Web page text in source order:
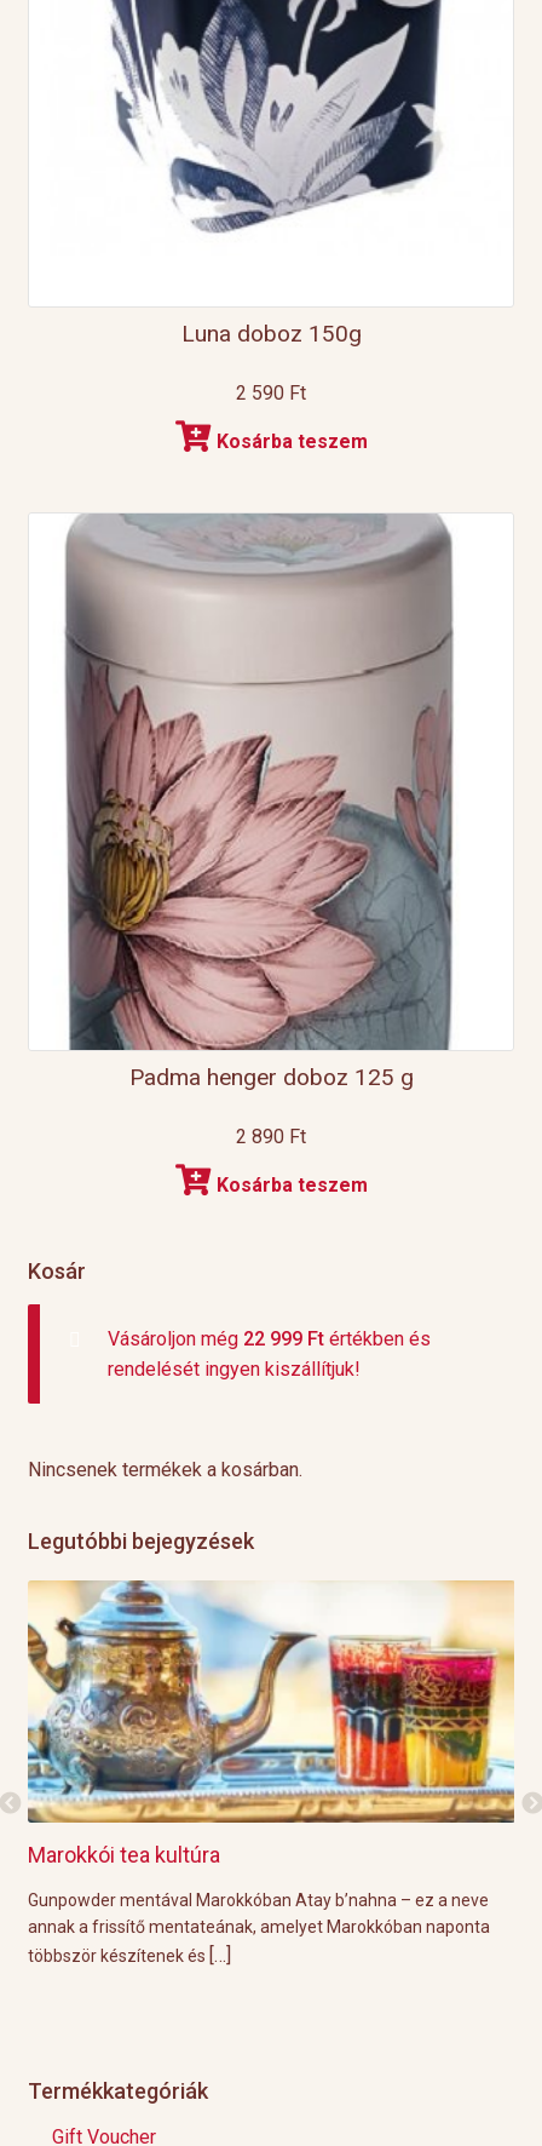
Luna doboz 150g
2 590 Ft
Kosárba teszem
Padma henger doboz 125 g
2 890 Ft
Kosárba teszem
Kosár
Vásároljon még 22 999 Ftértékben és
rendelését ingyen kiszállítjuk!
Nincsenek termékek a kosárban.
Legutóbbi bejegyzések
Marokkói tea kultúra
Gunpowder mentával Marokkóban Atay b’nahna – ez a neve
annak a frissítő mentateának, amelyet Marokkóban naponta
többször készítenek és […]
Termékkategóriák
Gift Voucher